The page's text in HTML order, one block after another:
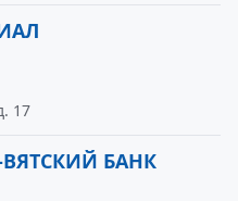
17
БАНК